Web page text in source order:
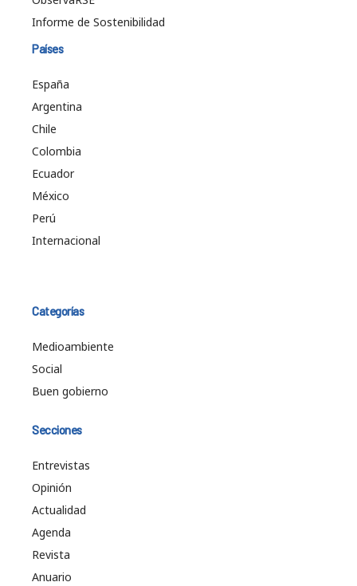
Informe de Sostenibilidad
Países
España
Argentina
Chile
Colombia
Ecuador
México
Perú
Internacional
Categorías
Medioambiente
Social
Buen gobierno
Secciones
Entrevistas
Opinión
Actualidad
Agenda
Revista
Anuario